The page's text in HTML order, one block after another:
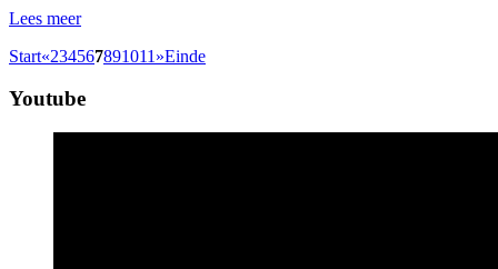
Lees meer
Start«234567891011 »Einde
Youtube